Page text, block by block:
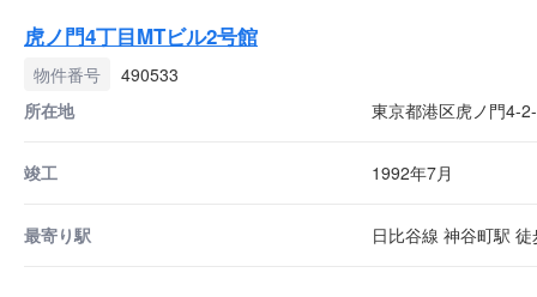
虎ノ門4丁目MTビル2号館
物件番号
490533
所在地
東京都港区虎ノ門4-
竣工 1992年7月
最寄り駅 日比谷線 神谷町駅